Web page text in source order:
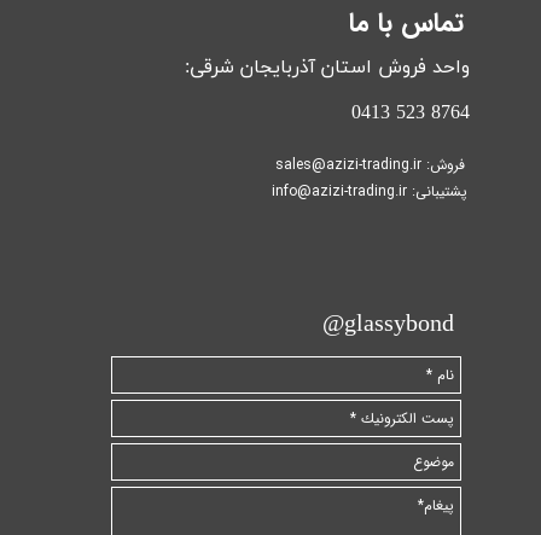
تماس با ما
پشتیبانی: info@azizi-trading.ir​​​​​​​
فروش: sales@azizi-trading.ir
​glassybond@
واحد فروش استان آذربایجان شرقی:
​​​​​​​8764 523 0413